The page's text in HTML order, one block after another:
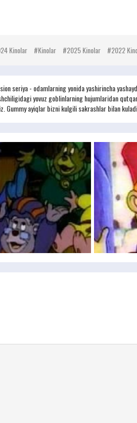
Kinolar Kinolar 2025 Kinolar 2022
seriya - odamlarning yonida yashirincha
yovuz goblinlarning hujumlaridan
Gummy ayiqlar bizni kulgili sakrashlar bilan kuladi.